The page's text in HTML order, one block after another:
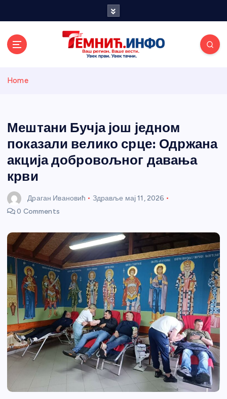
и портал
Home
Мештани Бучја још једном
показали велико срце: Одржана
акција добровољног давања
крви
Драган Ивановић Здравље мај 11, 2026
0 Comments